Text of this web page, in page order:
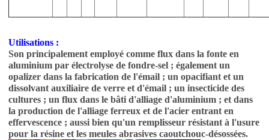
Utilisations :
Son principalement employé comme flux dans la fonte en
aluminium par électrolyse de fondre-sel ; également un
opalizer dans la fabrication de l'émail ; un opacifiant et un
dissolvant auxiliaire de verre et d'émail ; un insecticide des
cultures ; un flux dans le bâti d'alliage d'aluminium ; et dans
la production de l'alliage ferreux et de l'acier entrant en
effervescence ; aussi bien qu'un remplisseur résistant à l'usure
pour la résine et les meules abrasives caoutchouc-désossées.